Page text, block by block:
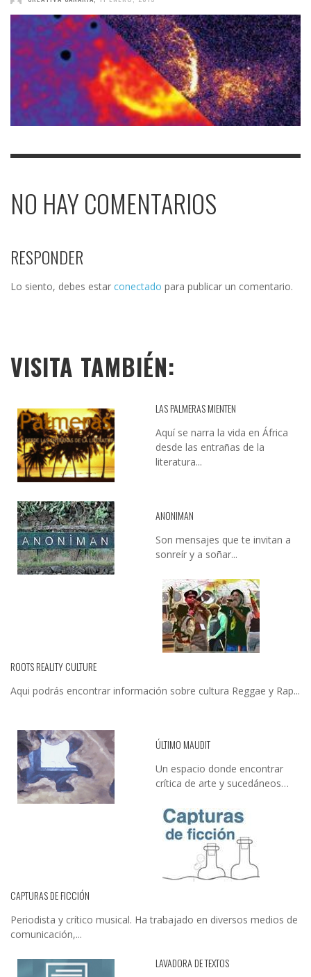
NO HAY COMENTARIOS
RESPONDER
Lo siento, debes estar conectado para publicar un comentario.
VISITA TAMBIÉN:
LAS PALMERAS MIENTEN
Aquí se narra la vida en África
desde las entrañas de la
literatura...
ANONIMAN
Son mensajes que te invitan a
sonreír y a soñar...
ROOTS REALITY CULTURE
Aqui podrás encontrar información sobre cultura Reggae y Rap...
ÚLTIMO MAUDIT
Un espacio donde encontrar
crítica de arte y sucedáneos…
CAPTURAS DE FICCIÓN
Periodista y crítico musical. Ha trabajado en diversos medios de
comunicación,...
LAVADORA DE TEXTOS